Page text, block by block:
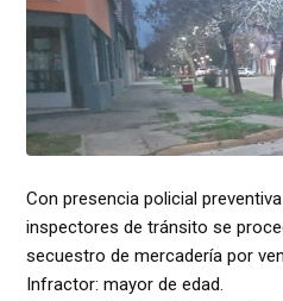
Con presencia policial
inspectores de tránsito se
secuestro de mercadería por
Infractor: mayor de edad.